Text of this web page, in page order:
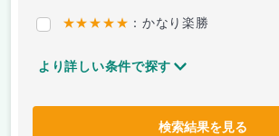
★★★★★ ：かなり楽勝
より詳しい条件で探す
検索結果を見る